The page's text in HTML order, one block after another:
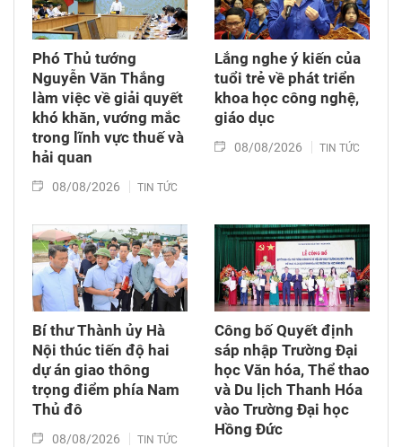
Phó Thủ tướng
Nguyễn Văn Thắng
làm việc về giải quyết
khó khăn, vướng mắc
trong lĩnh vực thuế và
hải quan
08/08/2026 TIN TỨC
Lắng nghe ý kiến của
tuổi trẻ về phát triển
khoa học công nghệ,
giáo dục
08/08/2026 TIN TỨC
Bí thư Thành ủy Hà
Nội thúc tiến độ hai
dự án giao thông
trọng điểm phía Nam
Thủ đô
08/08/2026 TIN TỨC
Công bố Quyết định
sáp nhập Trường Đại
học Văn hóa, Thể thao
và Du lịch Thanh Hóa
vào Trường Đại học
Hồng Đức